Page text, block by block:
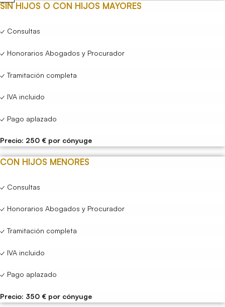
SIN HIJOS O CON HIJOS MAYORES
✓ Consultas
✓ Honorarios Abogados y Procurador
✓ Tramitación completa
✓ IVA incluido
✓ Pago aplazado
Precio: 250 € por cónyuge
CON HIJOS MENORES
✓ Consultas
✓ Honorarios Abogados y Procurador
✓ Tramitación completa
✓ IVA incluido
✓ Pago aplazado
Precio: 350 € por cónyuge